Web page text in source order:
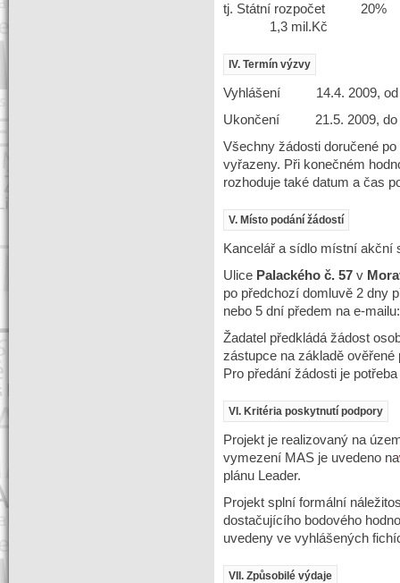
tj. Státní
1,3 mil.Kč
IV. Termín výzvy
Vyhlášení 14.4. 2009, od
Ukončení 21.5. 2009, do
Všechny žádosti doručené
vyřazeny. Při konečném
rozhoduje také datum a čas
V. Místo podání žádostí
Kancelář a sídlo místní akční
Ulice Palackého č. 57 v
po předchozí domluvě 2 dny
nebo 5 dní předem na e-
Žadatel předkládá žádost
zástupce na základě
Pro předání žádosti je
VI. Kritéria poskytnutí podpory
Projekt je realizovaný na
vymezení MAS je uvedeno na
plánu Leader.
Projekt splní formální
dostačujícího bodového
uvedeny ve vyhlášených
VII. Způsobilé výdaje